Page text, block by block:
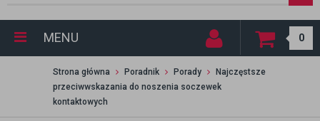
MENU 0
Strona główna Poradnik Porady
Najczęstsze
przeciwwskazania do noszenia soczewek
kontaktowych